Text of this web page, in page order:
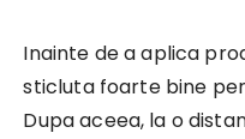
Inainte de a aplica
sticluta foarte bine
Dupa aceea, la o